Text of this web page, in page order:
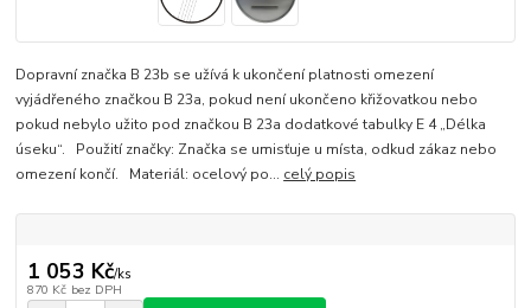
Dopravní značka B 23b se užívá k ukončení platnosti omezení
vyjádřeného značkou B 23a, pokud není ukončeno křižovatkou nebo
pokud nebylo užito pod značkou B 23a dodatkové tabulky E 4 „Délka
úseku“. Použití značky: Značka se umisťuje u místa, odkud zákaz nebo
omezení končí. Materiál: ocelový po... celý popis
1 053 Kč/ks
870 Kč bez DPH